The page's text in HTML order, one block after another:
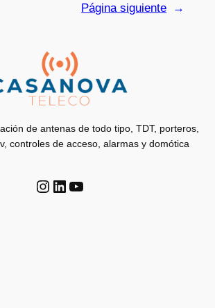
Página siguiente →
de antenas de todo tipo, TDT, porteros,
controles de acceso, alarmas y domótica
Instagram
LinkedIn
YouTube